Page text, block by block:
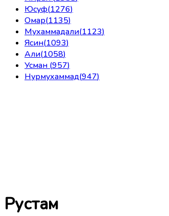
Юсуф(1276)
Омар(1135)
Мухаммадали(1123)
Ясин(1093)
Али(1058)
Усман (957)
Нурмухаммад(947)
Рустам